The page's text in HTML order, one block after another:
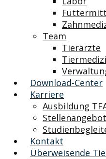
Team
Tierärzte
Download-Center
Karriere
Ausbildung
Kontakt
Überweisende